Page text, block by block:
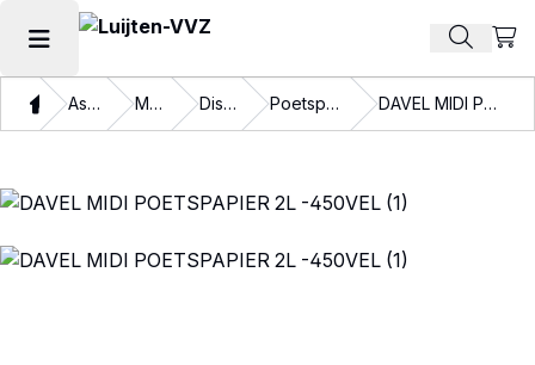
Hoofdmenu openen Zoek
ThuisAssortiment Materialen Disposables Poetspapier en doeken DAVEL MIDI POETSPAPIER 2L -450VEL